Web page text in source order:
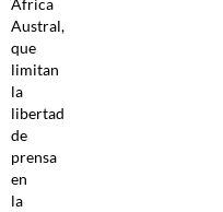
África
Austral,
que
limitan
la
libertad
de
prensa
en
la